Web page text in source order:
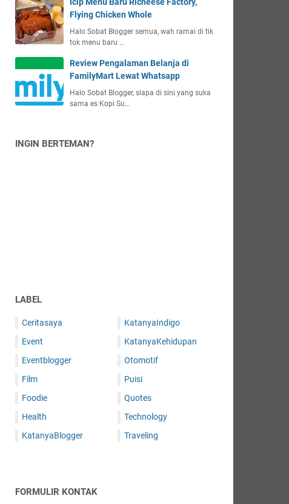
Icip Menu Baru Richeese Factory,
Flying Chicken Whole
Halo Sobat Blogger semua, wah ramai di tik
tok menu baru …
Review Pengalaman Belanja di
FamilyMart Lewat Whatsapp
Halo Sobat Blogger, siapa di sini yang suka
sama es Kopi Su…
INGIN BERTEMAN?
LABEL
Ceritasaya
Event
Eventblogger
Film
Foodie
Health
KatanyaBlogger
KatanyaIndigo
KatanyaKehidupan
Otomotif
Puisi
Quotes
Technology
Traveling
FORMULIR KONTAK